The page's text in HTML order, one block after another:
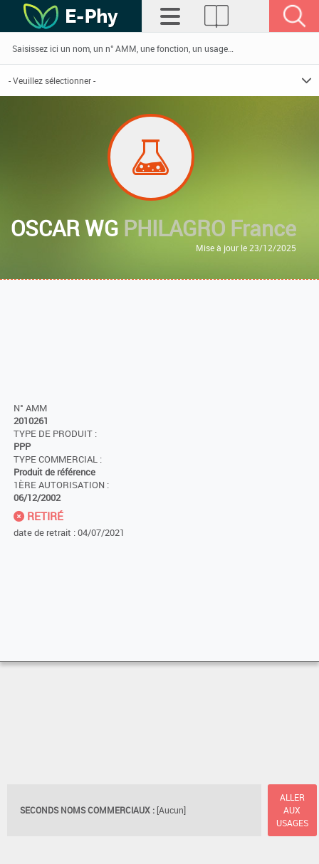
OSCAR WG PHILAGRO France
Mise à jour le 23/12/2025
N° AMM
2010261
TYPE DE PRODUIT :
PPP
TYPE COMMERCIAL :
Produit de référence
1ÈRE AUTORISATION :
06/12/2002
RETIRÉ
date de retrait : 04/07/2021
SECONDS NOMS COMMERCIAUX : [Aucun]
ALLER
AUX
USAGES